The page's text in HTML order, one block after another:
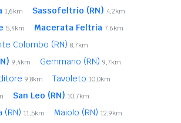
1,6km Sassofeltrio (RN) 4,2km
5,4km Macerata Feltria 7,6km
Colombo (RN) 8,7km
9,4km Gemmano (RN) 9,7km
9,8km Tavoleto 10,0km
San Leo (RN) 10,7km
(RN) 11,5km Maiolo (RN) 12,9km